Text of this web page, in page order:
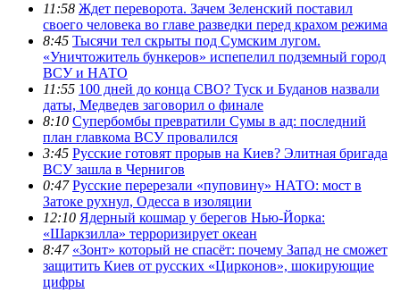
11:58 Ждет переворота. Зачем Зеленский поставил
своего человека во главе разведки перед крахом режима
8:45 Тысячи тел скрыты под Сумским лугом.
«Уничтожитель бункеров» испепелил подземный город
ВСУ и НАТО
11:55 100 дней до конца СВО? Туск и Буданов назвали
даты, Медведев заговорил о финале
8:10 Супербомбы превратили Сумы в ад: последний
план главкома ВСУ провалился
3:45 Русские готовят прорыв на Киев? Элитная бригада
ВСУ зашла в Чернигов
0:47 Русские перерезали «пуповину» НАТО: мост в
Затоке рухнул, Одесса в изоляции
12:10 Ядерный кошмар у берегов Нью-Йорка:
«Шаркзилла» терроризирует океан
8:47 «Зонт» который не спасёт: почему Запад не сможет
защитить Киев от русских «Цирконов», шокирующие
цифры